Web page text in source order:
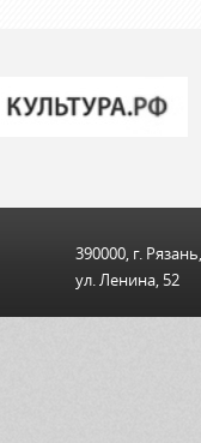
390000, г. Рязань,
ул. Ленина, 52